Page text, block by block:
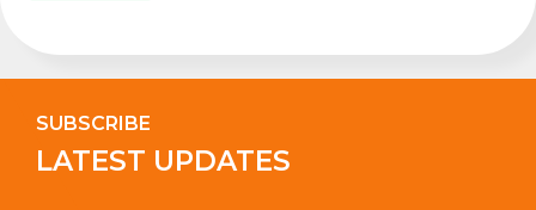
SUBSCRIBE
LATEST UPDATES